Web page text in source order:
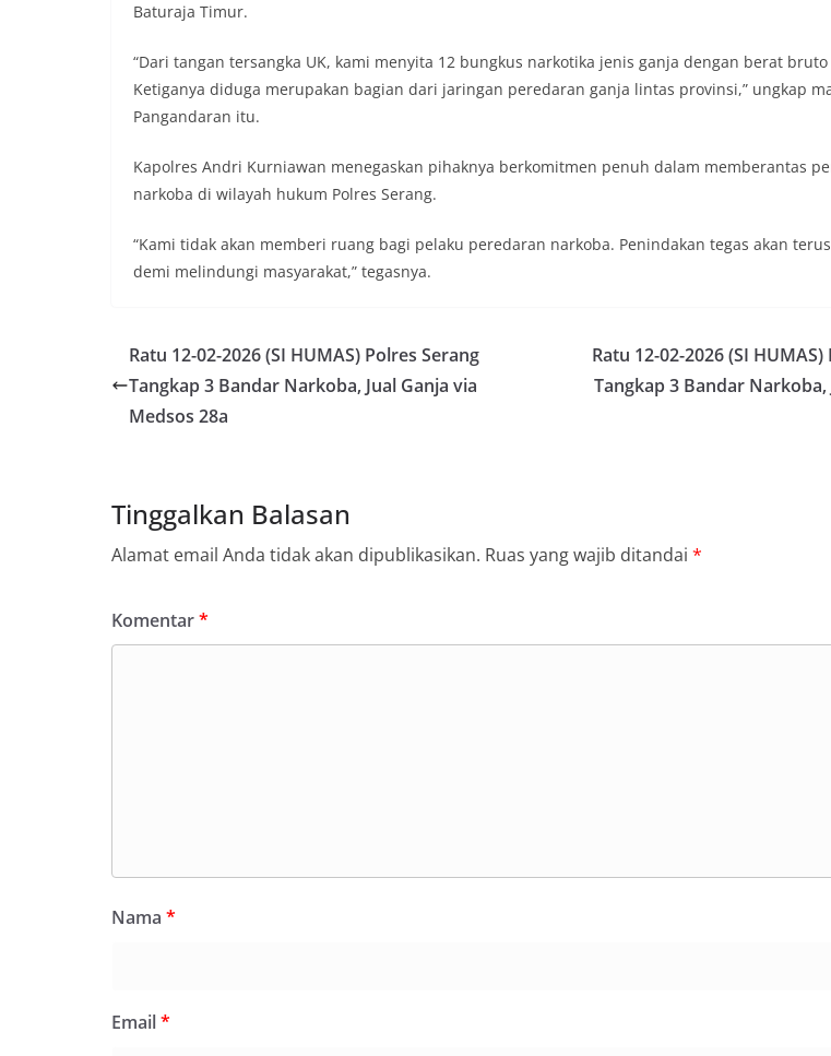
Baturaja Timur.
“Dari tangan tersangka UK, kami menyita 12 bungkus narkotika jenis ganja dengan berat bruto
Ketiganya diduga merupakan bagian dari jaringan peredaran ganja lintas provinsi,” ungkap
Pangandaran itu.
Kapolres Andri Kurniawan menegaskan pihaknya berkomitmen penuh dalam memberantas
narkoba di wilayah hukum Polres Serang.
“Kami tidak akan memberi ruang bagi pelaku peredaran narkoba. Penindakan tegas akan
demi melindungi masyarakat,” tegasnya.
Ratu 12-02-2026 (SI HUMAS) Polres Serang
Tangkap 3 Bandar Narkoba, Jual Ganja via
Medsos 28a
Ratu 12-02-2026 (SI
Tangkap 3 Bandar Narkoba,
Tinggalkan Balasan
Alamat email Anda tidak akan dipublikasikan. Ruas yang wajib ditandai *
Komentar*
Nama *
Email*